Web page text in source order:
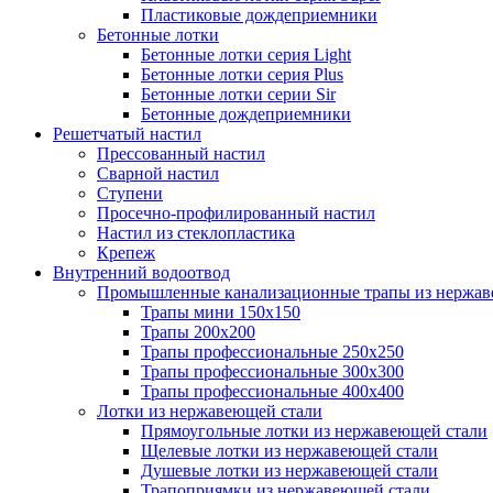
Пластиковые дождеприемники
Бетонные лотки
Бетонные лотки серия Light
Бетонные лотки серия Plus
Бетонные лотки серии Sir
Бетонные дождеприемники
Решетчатый настил
Прессованный настил
Сварной настил
Ступени
Просечно-профилированный настил
Настил из стеклопластика
Крепеж
Внутренний водоотвод
Промышленные канализационные трапы из
Трапы мини 150х150
Трапы 200х200
Трапы профессиональные 250х250
Трапы профессиональные 300х300
Трапы профессиональные 400х400
Лотки из нержавеющей стали
Прямоугольные лотки из нержавеющей стали
Щелевые лотки из нержавеющей стали
Душевые лотки из нержавеющей стали